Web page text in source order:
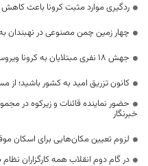
ردگیری موارد مثبت کرونا باعث کاهش
چهار زمین چمن مصنوعی در نهبندان به
جهش 18 نفری مبتلایان به کرونا ویروس در خراسان جنوبی
کانون تزریق امید به کشور باشید؛ از
حضور نماینده قائنات و زیرکوه در
خبرنگار
لزوم تعیین مکان‌هایی برای اسکان
در گام دوم انقلاب همه کارگزاران